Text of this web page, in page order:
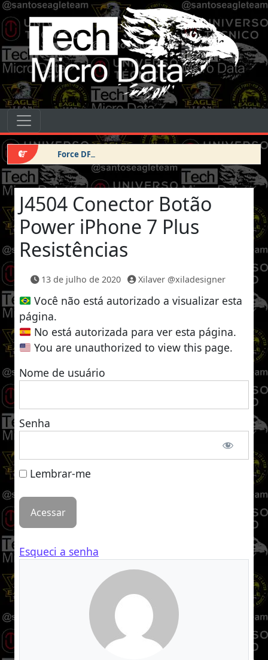
Pular para o conteúdo
Tech Micro Data
Pular para o conteúdo
Navegação principal
Force DFU iPhone 14 Pro Max
J4504 Conector Botão
Power iPhone 7 Plus
Resistências
13 de julho de 2020 Xilaver @xiladesigner
Você não está autorizado a visualizar esta
página.
No está autorizada para ver esta página.
You are unauthorized to view this page.
Nome de usuário
Senha
Lembrar-me
Esqueci a senha